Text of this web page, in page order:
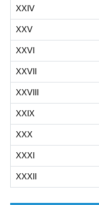
XXIV
XXV
XXVI
XXVII
XXVIII
XXIX
XXX
XXXI
XXXII